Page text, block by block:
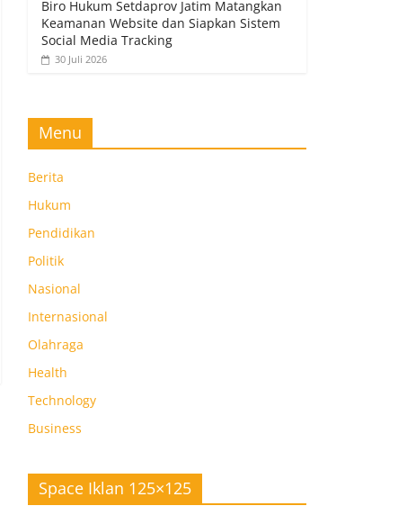
Biro Hukum Setdaprov Jatim Matangkan
Keamanan Website dan Siapkan Sistem
Social Media Tracking
30 Juli 2026
Menu
Berita
Hukum
Pendidikan
Politik
Nasional
Internasional
Olahraga
Health
Technology
Business
Space Iklan 125×125